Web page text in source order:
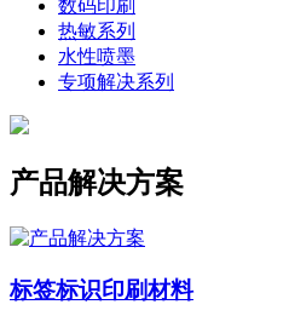
数码印刷
热敏系列
水性喷墨
专项解决系列
产品解决方案
标签标识印刷材料